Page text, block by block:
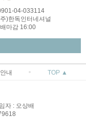
04-033114
)한독인터네셔널
마감 16:00
내 TOP ▲
자 : 오상배